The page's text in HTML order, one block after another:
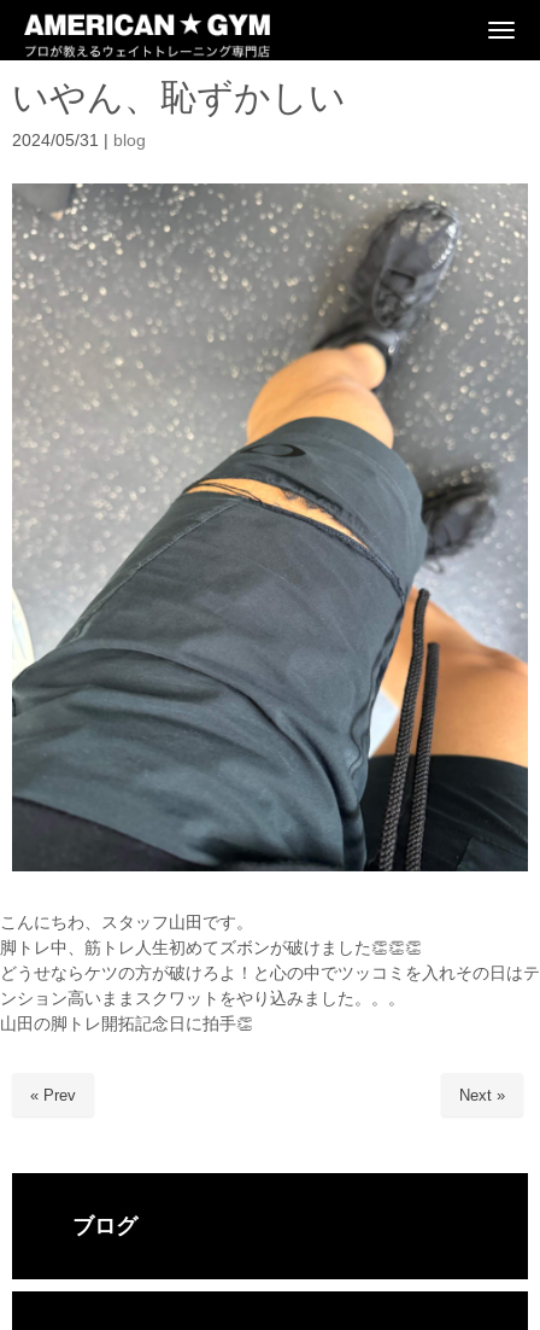
N
o
n
いやん、恥ずかしい
2024/05/31 | blog
こんにちわ、スタッフ山田です。
脚トレ中、筋トレ人生初めてズボンが破けました👏👏👏
どうせならケツの方が破けろよ！と心の中でツッコミを入れその日はテ
ンション高いままスクワットをやり込みました。。。
山田の脚トレ開拓記念日に拍手👏
« Prev Next »
ブログ